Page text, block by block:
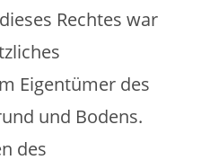
Rechtes war
Eigentümer des
und Bodens.
des